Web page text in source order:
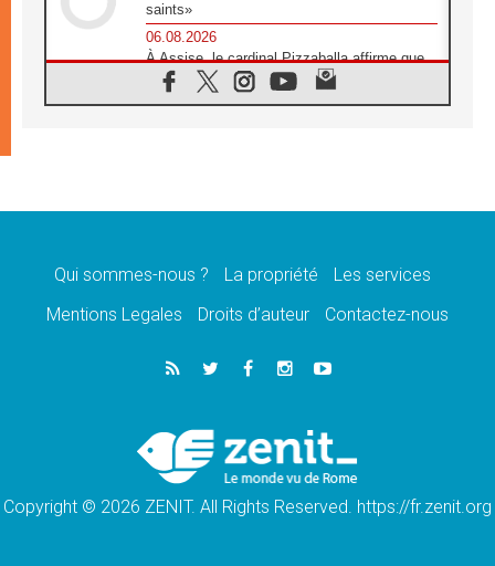
saints»
06.08.2026
À Assise, le cardinal Pizzaballa affirme que
«les chrétiens veulent la paix»
06.08.2026
message de paix et de dignité humaine»
«La visite du Pape en Uruguay renforcera
05.08.2026
Le nonce en Ukraine: «Il est inquiétant
Léon XIV au Pérou, une lueur d'espoir pour
un peuple en quête de paix
Qui sommes-nous ? La propriété
Les services
Mentions Legales
Droits d’auteur Contactez-nous
Copyright © 2026 ZENIT. All Rights Reserved. https://fr.zenit.org